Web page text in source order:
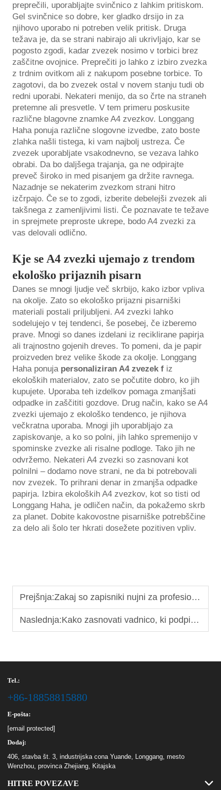
preprečili, uporabljajte svinčnico z lahkim pritiskom.
Gel svinčnice so dobre, ker gladko drsijo in za
njihovo uporabo ni potreben velik pritisk. Druga
težava je, da se strani nabirajo ali ukrivljajo, kar se
pogosto zgodi, kadar zvezek nosimo v torbici brez
zaščitne ovojnice. Preprečiti jo lahko z izbiro zvezka
z trdnim ovitkom ali z nakupom posebne torbice. To
zagotovi, da bo zvezek ostal v novem stanju tudi ob
redni uporabi. Nekateri menijo, da so črte na straneh
pretemne ali presvetle. V tem primeru poskusite
različne blagovne znamke A4 zvezkov. Longgang
Haha ponuja različne slogovne izvedbe, zato boste
zlahka našli tistega, ki vam najbolj ustreza. Če
zvezek uporabljate vsakodnevno, se vezava lahko
obrabi. Da bo daljšega trajanja, ga ne odpirajte
preveč široko in med pisanjem ga držite ravnega.
Nazadnje se nekaterim zvezkom strani hitro
izčrpajo. Če se to zgodi, izberite debelejši zvezek ali
takšnega z zamenljivimi listi. Če poznavate te težave
in sprejmete preproste ukrepe, bodo A4 zvezki za
vas delovali odlično.
Kje se A4 zvezki ujemajo z trendom
ekološko prijaznih pisarn
Danes se mnogi ljudje več skrbijo, kako izbor vpliva
na okolje. Zato so ekološko prijazni pisarniški
materiali postali priljubljeni. A4 zvezki lahko
sodelujejo v tej tendenci, še posebej, če izberemo
prave. Mnogi so danes izdelani iz reciklirane papirja
ali trajnostno gojenih dreves. To pomeni, da je papir
proizveden brez velike škode za okolje. Longgang
Haha ponuja personaliziran A4 zvezek f iz
ekoloških materialov, zato se počutite dobro, ko jih
kupujete. Uporaba teh izdelkov pomaga zmanjšati
odpadke in zaščititi gozdove. Drug način, kako se A4
zvezki ujemajo z ekološko tendenco, je njihova
večkratna uporaba. Mnogi jih uporabljajo za
zapiskovanje, a ko so polni, jih lahko spremenijo v
spominske zvezke ali risalne podloge. Tako jih ne
odvržemo. Nekateri A4 zvezki so zasnovani kot
polnilni – dodamo nove strani, ne da bi potrebovali
nov zvezek. To prihrani denar in zmanjša odpadke
papirja. Izbira ekoloških A4 zvezkov, kot so tisti od
Longgang Haha, je odličen način, da pokažemo skrb
za planet. Dobite kakovostne pisarniške potrebščine
za delo ali šolo ter hkrati dosežete pozitiven vpliv.
Prejšnja:Zakaj so zapisniki nujni za profesionalna korporativna pisarna
Naslednja:Kako zasnovati vadnico, ki podpira pouk v razredu
Tel.:
+86-18858815880
E-pošta:
[email protected]
Dodaj:
406, stavba št. 3, industrijska cona Yuande, Longgang, mesto
Wenzhou, provinca Zhejiang, Kitajska
HITRE POVEZAVE